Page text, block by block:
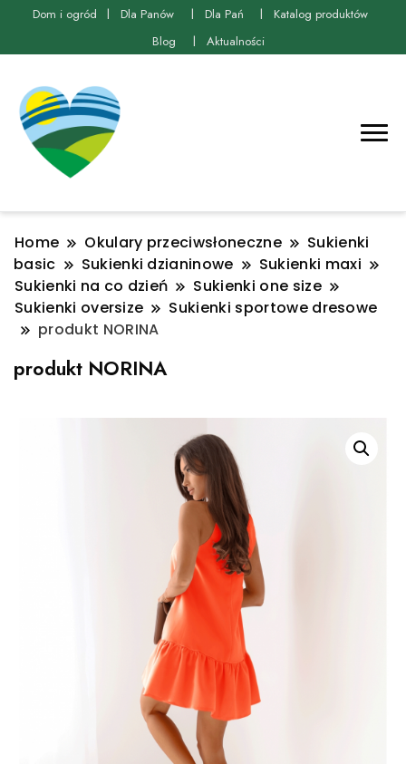
Dom i ogród Dla Panów Dla Pań
Katalog produktów
Blog
Aktualności
Home Okulary przeciwsłoneczne
Sukienki
basic
Sukienki dzianinowe
Sukienki maxi
Sukienki na co dzień
Sukienki one size
Sukienki oversize
Sukienki sportowe dresowe
produkt NORINA
produkt NORINA